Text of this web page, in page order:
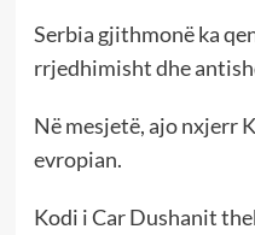
Serbia gjithmonë ka
rrjedhimisht dhe
Në mesjetë, ajo nxjerr
evropian.
Kodi i Car Dushanit